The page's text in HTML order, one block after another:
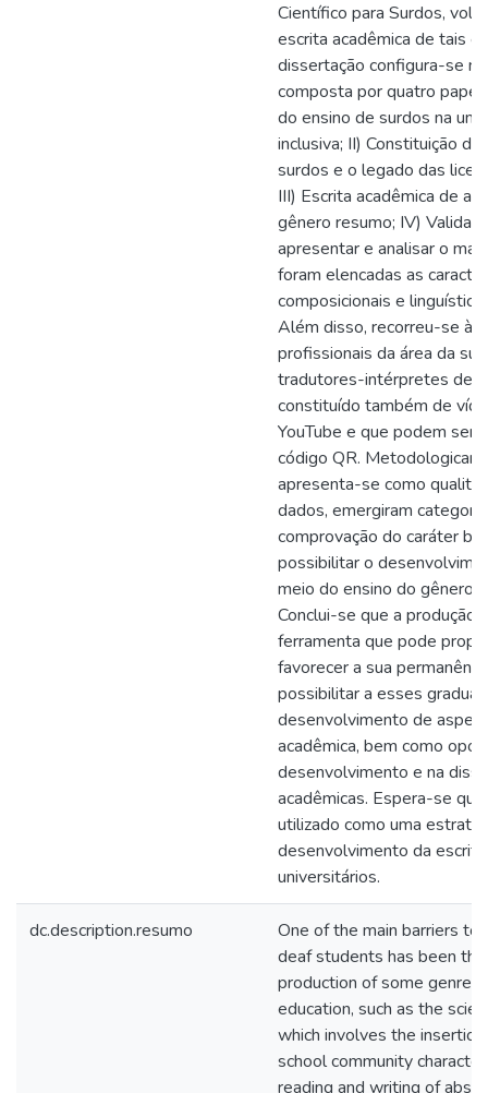
Científico para Surdos,
escrita acadêmica de tais
dissertação configura-se
composta por quatro
do ensino de surdos na
inclusiva; II) Constituição
surdos e o legado das
III) Escrita acadêmica de
gênero resumo; IV)
apresentar e analisar o
foram elencadas as
composicionais e
Além disso, recorreu-se à
profissionais da área da
tradutores-intérpretes de
constituído também de
YouTube e que podem ser
código QR.
apresenta-se como
dados, emergiram
comprovação do caráter
possibilitar o
meio do ensino do gênero
Conclui-se que a produção
ferramenta que pode
favorecer a sua
possibilitar a esses
desenvolvimento de
acadêmica, bem como
desenvolvimento e na
acadêmicas. Espera-se
utilizado como uma
desenvolvimento da
universitários.
dc.description.resumo
One of the main barriers to
deaf students has been
production of some
education, such as the
which involves the
school community
reading and writing of